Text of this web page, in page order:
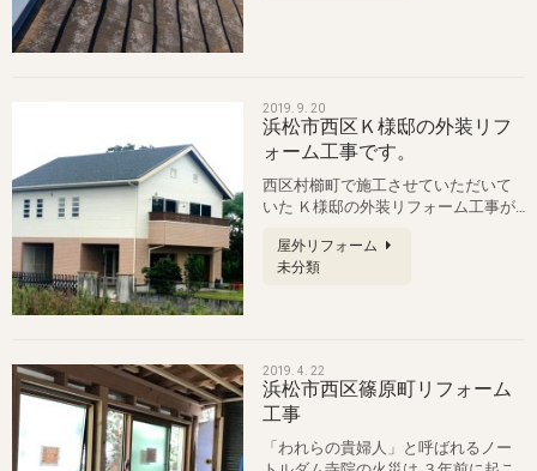
2019. 9. 20
浜松市西区Ｋ様邸の外装リフ
ォーム工事です。
西区村櫛町で施工させていただいて
いた Ｋ様邸の外装リフォーム工事が
屋外リフォーム
未分類
2019. 4. 22
浜松市西区篠原町リフォーム
工事
「われらの貴婦人」と呼ばれるノー